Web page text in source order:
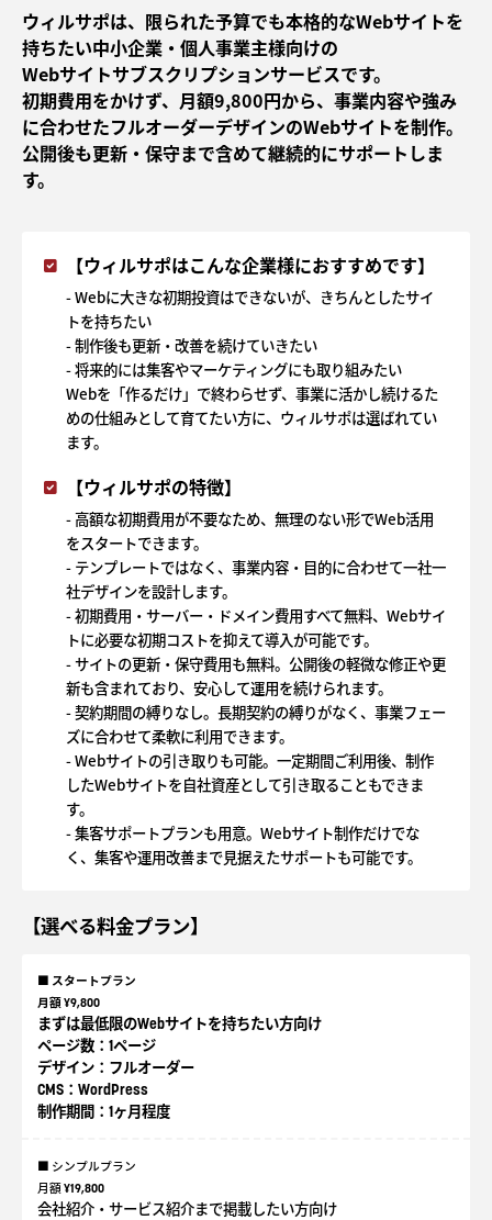
ウィルサポは、限られた予算でも本格的なWebサイトを
持ちたい中小企業・個人事業主様向けの
Webサイトサブスクリプションサービスです。
初期費用をかけず、月額9,800円から、事業内容や強み
に合わせたフルオーダーデザインのWebサイトを制作。
公開後も更新・保守まで含めて継続的にサポートしま
す。
【ウィルサポはこんな企業様におすすめです】
- Webに大きな初期投資はできないが、きちんとしたサイ
トを持ちたい
- 制作後も更新・改善を続けていきたい
- 将来的には集客やマーケティングにも取り組みたい
Webを「作るだけ」で終わらせず、事業に活かし続けるた
めの仕組みとして育てたい方に、ウィルサポは選ばれてい
ます。
【ウィルサポの特徴】
- 高額な初期費用が不要なため、無理のない形でWeb活用
をスタートできます。
- テンプレートではなく、事業内容・目的に合わせて一社一
社デザインを設計します。
- 初期費用・サーバー・ドメイン費用すべて無料、Webサイ
トに必要な初期コストを抑えて導入が可能です。
- サイトの更新・保守費用も無料。公開後の軽微な修正や更
新も含まれており、安心して運用を続けられます。
- 契約期間の縛りなし。長期契約の縛りがなく、事業フェー
ズに合わせて柔軟に利用できます。
- Webサイトの引き取りも可能。一定期間ご利用後、制作
したWebサイトを自社資産として引き取ることもできま
す。
- 集客サポートプランも用意。Webサイト制作だけでな
く、集客や運用改善まで見据えたサポートも可能です。
【選べる料金プラン】
■ スタートプラン
月額 ¥9,800
まずは最低限のWebサイトを持ちたい方向け
ページ数：1ページ
デザイン：フルオーダー
CMS：WordPress
制作期間：1ヶ月程度
■ シンプルプラン
月額 ¥19,800
会社紹介・サービス紹介まで掲載したい方向け